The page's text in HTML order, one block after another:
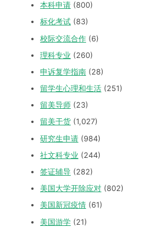
本科申请 (800)
标化考试 (83)
校际交流合作 (6)
理科专业 (260)
申诉复学指南 (28)
留学生心理和生活 (251)
留美导师 (23)
留美干货 (1,027)
研究生申请 (984)
社文科专业 (244)
签证辅导 (282)
美国大学开除应对 (802)
美国新冠疫情 (61)
美国游学 (21)